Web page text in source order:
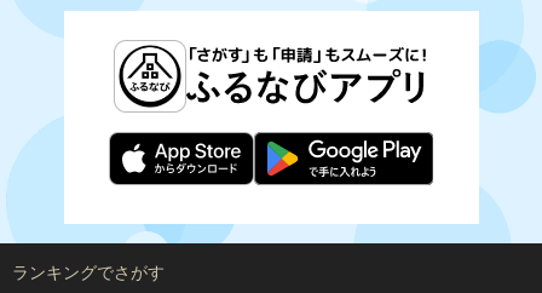
ランキングでさがす